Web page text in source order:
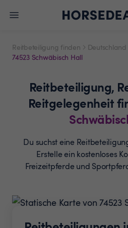
Reitbeteiligung finden Deutschland
74523 Schwäbisch Hall
Reitbeteiligung,
Reitgelegenheit
Du suchst eine
Erstelle ein kostenloses
Freizeitpferde und